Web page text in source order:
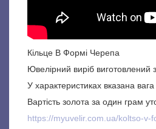
Кільце В Формі Черепа
Ювелірний виріб виготовлений
У характеристиках вказана
Вартість золота за один грам
https://myuvelir.com.ua/koltso-v-